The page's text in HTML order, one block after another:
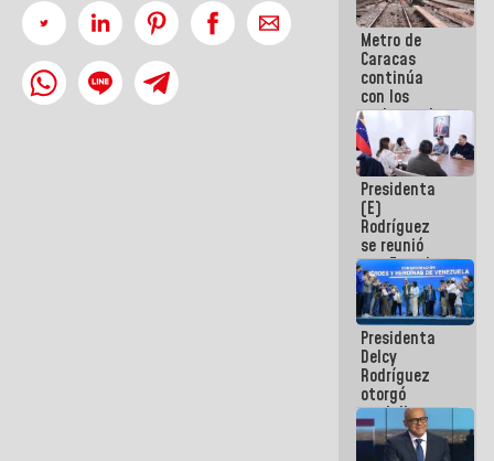
Metro de
Caracas
continúa
con los
trabajos de
mantenimiento
e inspección
en la Línea 2
Presidenta
(E)
Rodríguez
se reunió
con Estado
Mayor
Eléctrico
para
abordar
planes de
acción
Presidenta
Delcy
Rodríguez
otorgó
medalla
"Héroe de
Venezuela"